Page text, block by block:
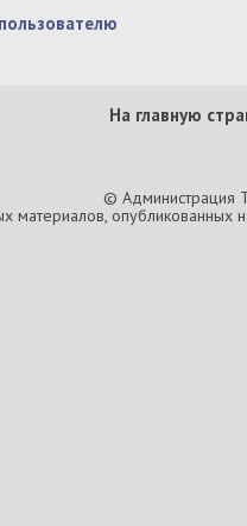
На главную
© Администрация
материалов, опубликованных